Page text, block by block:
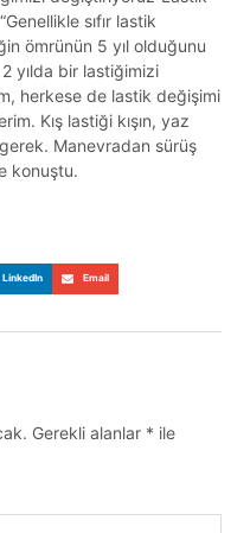
sıfır lastik
ömrünün 5 yıl olduğunu
2 yılda bir lastiğimizi
herkese de lastik değişimi
Kış lastiği kışın, yaz
Manevradan sürüş
konuştu.
LinkedIn Email
Gerekli alanlar * ile